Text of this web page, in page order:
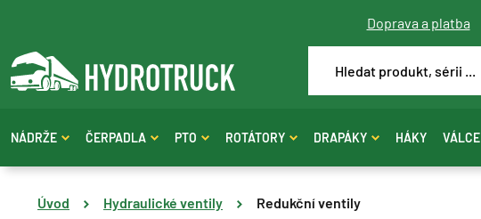
Doprava a platba
NÁDRŽE ČERPADLA PTO ROTÁTORY DRAPÁKY HÁKY VÁLCE
Úvod Hydraulické ventily Redukční ventily